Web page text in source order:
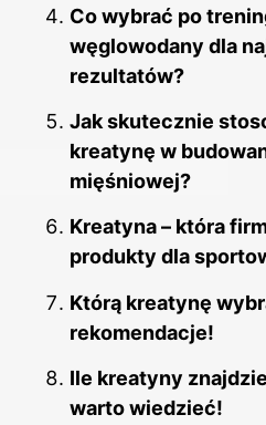
Co wybrać po
węglowodany dla
rezultatów?
Jak skutecznie
kreatynę w
mięśniowej?
Kreatyna – która
produkty dla
Którą kreatynę
rekomendacje!
Ile kreatyny
warto wiedzieć!